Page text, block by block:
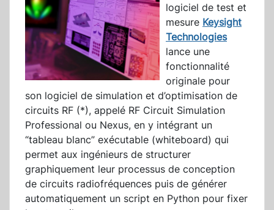
logiciel de test et
mesure Keysight
Technologies
lance une
fonctionnalité
originale pour
son logiciel de simulation et d’optimisation de
circuits RF (*), appelé RF Circuit Simulation
Professional ou Nexus, en y intégrant un
“tableau blanc” exécutable (whiteboard) qui
permet aux ingénieurs de structurer
graphiquement leur processus de conception
de circuits radiofréquences puis de générer
automatiquement un script en Python pour fixer